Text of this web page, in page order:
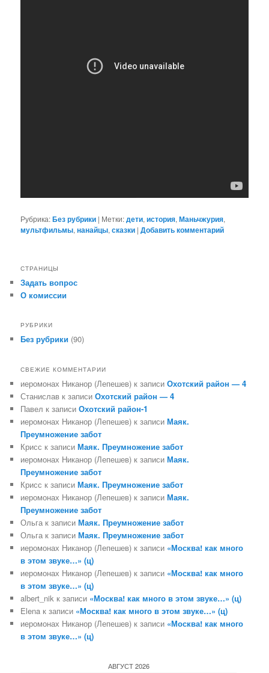
Рубрика:Без рубрики | Метки:дети,история,Маньчжурия,
мультфильмы,нанайцы,сказки |Добавить комментарий
СТРАНИЦЫ
Задать вопрос
О комиссии
РУБРИКИ
Без рубрики (90)
СВЕЖИЕ КОММЕНТАРИИ
иеромонах Никанор (Лепешев) к записиОхотский район — 4
Станислав к записиОхотский район — 4
Павел к записиОхотский район-1
иеромонах Никанор (Лепешев) к записиМаяк.
Преумножение забот
Крисс к записиМаяк. Преумножение забот
иеромонах Никанор (Лепешев) к записиМаяк.
Преумножение забот
Крисс к записиМаяк. Преумножение забот
иеромонах Никанор (Лепешев) к записиМаяк.
Преумножение забот
Ольга к записиМаяк. Преумножение забот
Ольга к записиМаяк. Преумножение забот
иеромонах Никанор (Лепешев) к записи «Москва! как много
в этом звуке…» (ц)
иеромонах Никанор (Лепешев) к записи «Москва! как много
в этом звуке…» (ц)
albert_nik к записи «Москва! как много в этом звуке…» (ц)
Elena к записи «Москва! как много в этом звуке…» (ц)
иеромонах Никанор (Лепешев) к записи «Москва! как много
в этом звуке…» (ц)
АВГУСТ 2026